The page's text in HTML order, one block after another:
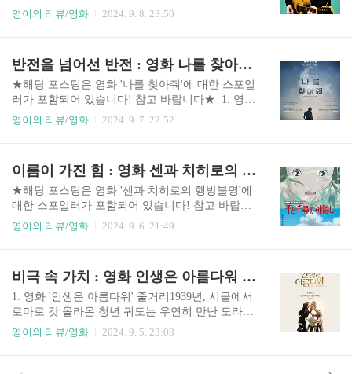
판매되는 펜보다 훨씬 굵어요 펜촉도 넓고 굵어
요!사용법은 간단한데요.제품을 흔든 후 사용하고
요택배송장엔 잘 안되는데(사라지긴 하는데 잔상
이 남아요) 영수증엔 잘 돼..
'싱 스트리트' 줄거리와 개인적인 평가영화 '싱 스
향해 도전하는 청소년의 성장 이야기입니다.코너
는 집안 사정으로 인해 다른 학교로 전학 가지만,
새로운 환경은 그에게 많은 도전을 안겨줍니다. 강
압적인 선생님과 폭력적인 분위기 속에서, 그는 갈
피를 잡지 못하고 겉돌기만 합니다. 심지어 학교에
코너는 꿈을 찾기 위한 첫걸음을 내딛습니다. 라피
나라는 아이에게 첫눈에..
영이의 리뷰/영화 2024. 9. 8. 23:50
반전을 넘어선 반전 : 영화 나를 찾아줘 리뷰
★해당 포스팅은 영화 '나를 찾아줘'에 대한 스포일
러가 포함되어 있습니다! 참고 바랍니다★ 1. 영화
'나를 찾아줘(Gone girl)' 줄거리닉과 에이미는 파티
음에는 원만했던 부부 관계는, 에이미가 부모님께
돈을 빌려주고 닉이 에이미와 상의 없이 이사를 강
행하면서 악화됩니다. 닉의 무능함에 실망한 에이
미와 자신을 무시하는 에이미에게 불쾌감을 느낀
닉은 점점 멀어지며 갈등이 깊어집니다.결혼 5주년
제보하고, 유명인이었던 에이미의 실종은 큰 주목
을 받습니다. 조사..
영이의 리뷰/영화 2024. 9. 7. 22:52
이름이 가진 힘 : 영화 센과 치히로의 행방불명 리뷰
★해당 포스팅은 영화 '센과 치히로의 행방불명'에
대한 스포일러가 포함되어 있습니다! 참고 바랍니
다★ 1. 영화 '센과 치히로의 행방불명' 줄거리영화
을 말리지만, 부모님은 터널을 지나 넓은 들판과 정
체불명의 마을로 들어갑니다. 그곳에서 부모님은
허락 없이 음식을 먹다가 돼지로 변해버리고, 치히
로는 하쿠라는 소년의 도움으로 위기를 모면합니
다. 하쿠는 치히로에게 부모님을 되돌리기 위해 온
니다.유바바와 계약한 치히로는 자신의 이름을 빼
영이의 리뷰/영화 2024. 9. 6. 21:49
비극 속 가치 : 영화 인생은 아름다워 리뷰
1. 영화 '인생은 아름다워' 줄거리1939년, 시골에서
로마로 갓 올라온 청년 귀도는 우연히 만난 도라에
게 첫눈에 반합니다. 끊임없는 노력 끝에 두 사람은
보내고 있었습니다. 그런데 조수아가 다섯 살이 되
영이의 리뷰/영화 2024. 9. 5. 23:08